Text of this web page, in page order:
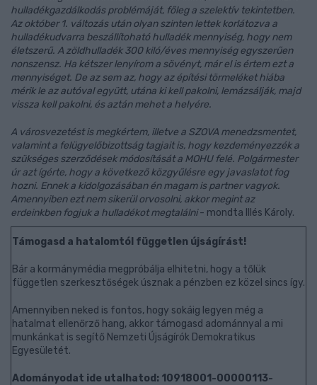
hulladékgazdálkodás problémáját, főleg a szelektív tekintetben.
Az október 1. változás után olyan szinten lettek korlátozva a
hulladékudvarra beszállítoható hulladék mennyiség, hogy nem
életszerű. A zöldhulladék 300 kiló/éves mennyiség egyszerűen
nonszensz. Ha kétszer lenyírom a sövényt, már el is értem ezt a
mennyiséget. De az sem az, hogy az építési törmeléket hiába
mérik le az autóval együtt, utána ki kell pakolni, lemázsálják, majd
vissza kell pakolni, és aztán mehet a helyére.
A városvezetést is megkértem, illetve a SZOVA menedzsmentet,
valamint a felügyelőbizottság tagjait is, hogy kezdeményezzék a
szükséges szerződések módosítását a MOHU felé. Polgármester
úr azt ígérte, hogy a következő közgyűlésre egy javaslatot fog
hozni. Ennek a kidolgozásában én magam is partner vagyok.
Amennyiben ezt nem sikerül orvosolni, akkor megint az
erdeinkben fogjuk a hulladékot megtalálni- mondta Illés Károly.
Támogasd a hatalomtól független újságírást!
Bár a kormánymédia megpróbálja elhitetni, hogy a tőlük
független szerkesztőségek úsznak a pénzben ez közel sincs így.
Amennyiben neked is fontos, hogy sokáig legyen még a
hatalmat ellenőrző hang, akkor támogasd adománnyal a mi
munkánkat is segítő Nemzeti Újságírók Demokratikus
Egyesületét.
Adományodat ide utalhatod: 10918001-00000113-